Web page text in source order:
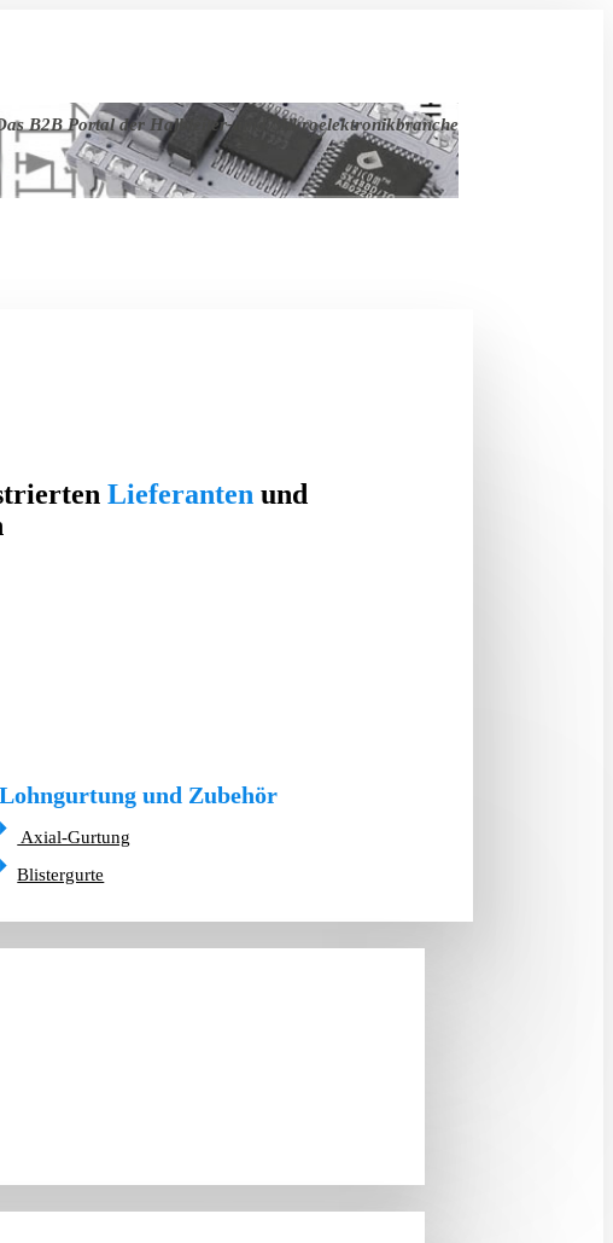
B2B Portal der Halbleiter- und Mikroelektronikbranche
Lieferanten und
Lohngurtung und Zubehör
Axial-Gurtung
Blistergurte